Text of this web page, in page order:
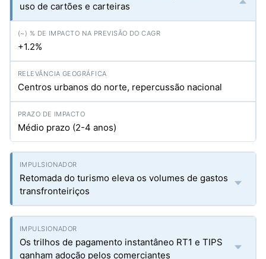
uso de cartões e carteiras
+1.2%
Centros urbanos do norte, repercussão nacional
Médio prazo (2-4 anos)
Retomada do turismo eleva os volumes de gastos
transfronteiriços
Os trilhos de pagamento instantâneo RT1 e TIPS
ganham adoção pelos comerciantes